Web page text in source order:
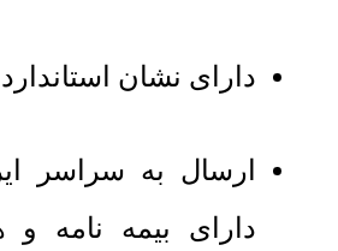
دارای نشان
ارسال به سراسر
دارای بیمه نامه و